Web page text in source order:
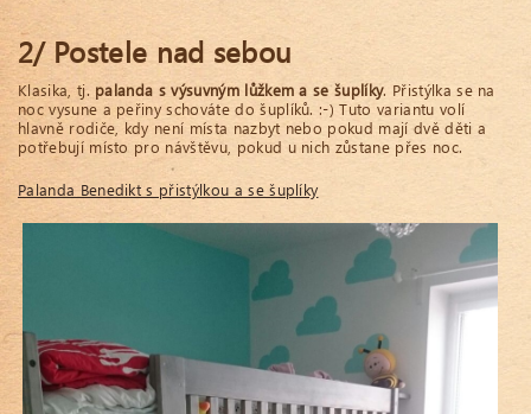
2/ Postele nad sebou
Klasika, tj. palanda s výsuvným lůžkem a se šuplíky. Přistýlka se na
noc vysune a peřiny schováte do šuplíků. :-) Tuto variantu volí
hlavně rodiče, kdy není místa nazbyt nebo pokud mají dvě děti a
potřebují místo pro návštěvu, pokud u nich zůstane přes noc.
Palanda Benedikt s přistýlkou a se šuplíky